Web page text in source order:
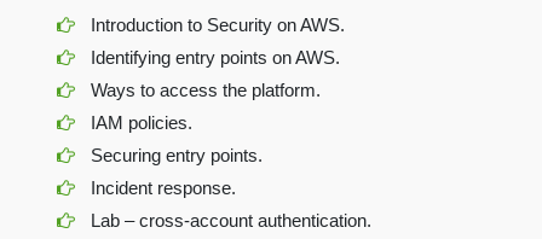
Introduction to Security on AWS.
Identifying entry points on AWS.
Ways to access the platform.
IAM policies.
Securing entry points.
Incident response.
Lab – cross-account authentication.